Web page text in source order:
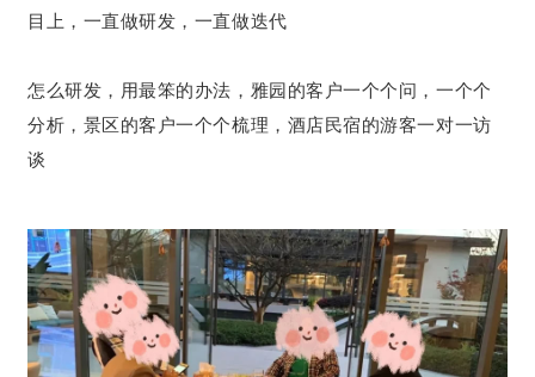
目上，一直做研发，一直做迭代
怎么研发，用最笨的办法，雅园的客户一个个问，一个个
分析，景区的客户一个个梳理，酒店民宿的游客一对一访
谈